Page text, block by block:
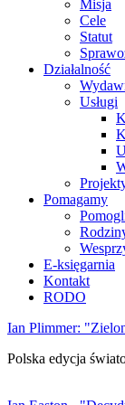
Misja
Cele
Statut
Działalność
Usługi
Pomagamy
E-księgarnia
Kontakt
RODO
Ian Plimmer:
Polska edycja